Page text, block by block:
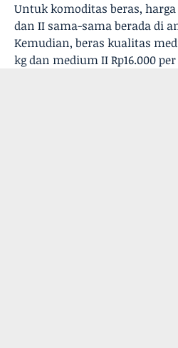
Untuk komoditas beras,
dan II sama-sama berada di
Kemudian, beras kualitas
kg dan medium II Rp16.000 per